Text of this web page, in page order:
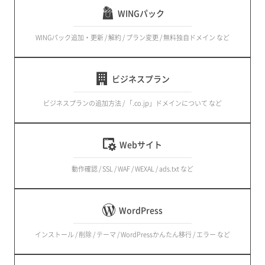
WINGパック
WINGパック追加・更新 / 解約 / プラン変更 / 無料独自ドメイン など
ビジネスプラン
ビジネスプランの追加方法 / 「.co.jp」ドメインについて など
Webサイト
動作確認 / SSL / WAF / WEXAL / ads.txt など
WordPress
インストール / 削除 / テーマ / WordPressかんたん移行 / エラー など